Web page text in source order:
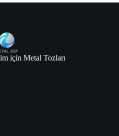
için Metal Tozları